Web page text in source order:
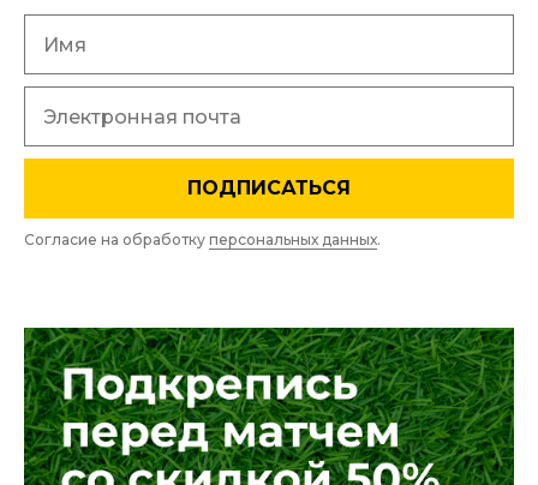
ПОДПИСАТЬСЯ
Согласие на обработку персональных данных.